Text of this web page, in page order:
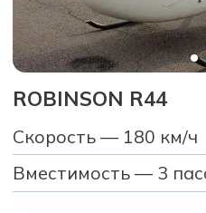
ROBINSON R66
Скорость — 180 км/ч
Вместимость — 4
Рассчитать рейс